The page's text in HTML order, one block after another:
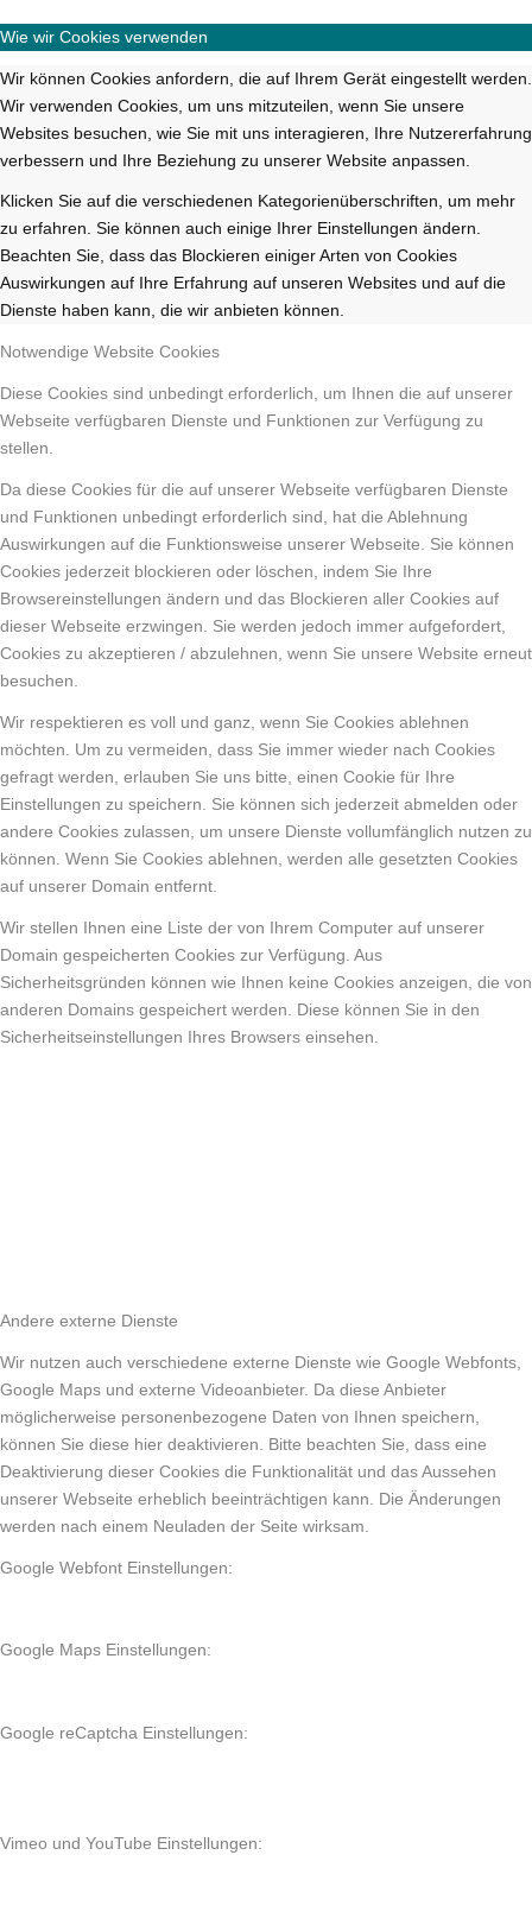
Wie wir Cookies verwenden
Wir können Cookies anfordern, die auf Ihrem Gerät eingestellt werden.
Wir verwenden Cookies, um uns mitzuteilen, wenn Sie unsere
Websites besuchen, wie Sie mit uns interagieren, Ihre Nutzererfahrung
verbessern und Ihre Beziehung zu unserer Website anpassen.
Klicken Sie auf die verschiedenen Kategorienüberschriften, um mehr
zu erfahren. Sie können auch einige Ihrer Einstellungen ändern.
Beachten Sie, dass das Blockieren einiger Arten von Cookies
Auswirkungen auf Ihre Erfahrung auf unseren Websites und auf die
Dienste haben kann, die wir anbieten können.
Notwendige Website Cookies
Diese Cookies sind unbedingt erforderlich, um Ihnen die auf unserer
Webseite verfügbaren Dienste und Funktionen zur Verfügung zu
stellen.
Da diese Cookies für die auf unserer Webseite verfügbaren Dienste
und Funktionen unbedingt erforderlich sind, hat die Ablehnung
Auswirkungen auf die Funktionsweise unserer Webseite. Sie können
Cookies jederzeit blockieren oder löschen, indem Sie Ihre
Browsereinstellungen ändern und das Blockieren aller Cookies auf
dieser Webseite erzwingen. Sie werden jedoch immer aufgefordert,
Cookies zu akzeptieren / abzulehnen, wenn Sie unsere Website erneut
besuchen.
Wir respektieren es voll und ganz, wenn Sie Cookies ablehnen
möchten. Um zu vermeiden, dass Sie immer wieder nach Cookies
gefragt werden, erlauben Sie uns bitte, einen Cookie für Ihre
Einstellungen zu speichern. Sie können sich jederzeit abmelden oder
andere Cookies zulassen, um unsere Dienste vollumfänglich nutzen zu
können. Wenn Sie Cookies ablehnen, werden alle gesetzten Cookies
auf unserer Domain entfernt.
Wir stellen Ihnen eine Liste der von Ihrem Computer auf unserer
Domain gespeicherten Cookies zur Verfügung. Aus
Sicherheitsgründen können wie Ihnen keine Cookies anzeigen, die von
anderen Domains gespeichert werden. Diese können Sie in den
Sicherheitseinstellungen Ihres Browsers einsehen.
Andere externe Dienste
Wir nutzen auch verschiedene externe Dienste wie Google Webfonts,
Google Maps und externe Videoanbieter. Da diese Anbieter
möglicherweise personenbezogene Daten von Ihnen speichern,
können Sie diese hier deaktivieren. Bitte beachten Sie, dass eine
Deaktivierung dieser Cookies die Funktionalität und das Aussehen
unserer Webseite erheblich beeinträchtigen kann. Die Änderungen
werden nach einem Neuladen der Seite wirksam.
Google Webfont Einstellungen:
Google Maps Einstellungen:
Google reCaptcha Einstellungen:
Vimeo und YouTube Einstellungen: